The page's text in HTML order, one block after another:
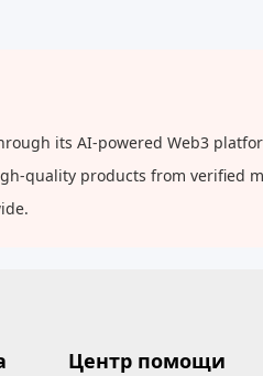
its AI-powered Web3
quality products from verified
Центр помощи